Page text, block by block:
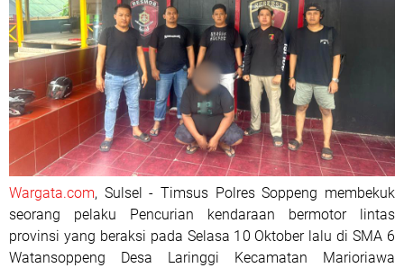
Wargata.com, Sulsel - Timsus Polres Soppeng membekuk
seorang pelaku Pencurian kendaraan bermotor lintas
provinsi yang beraksi pada Selasa 10 Oktober lalu di SMA 6
Watansoppeng Desa Laringgi Kecamatan Marioriawa